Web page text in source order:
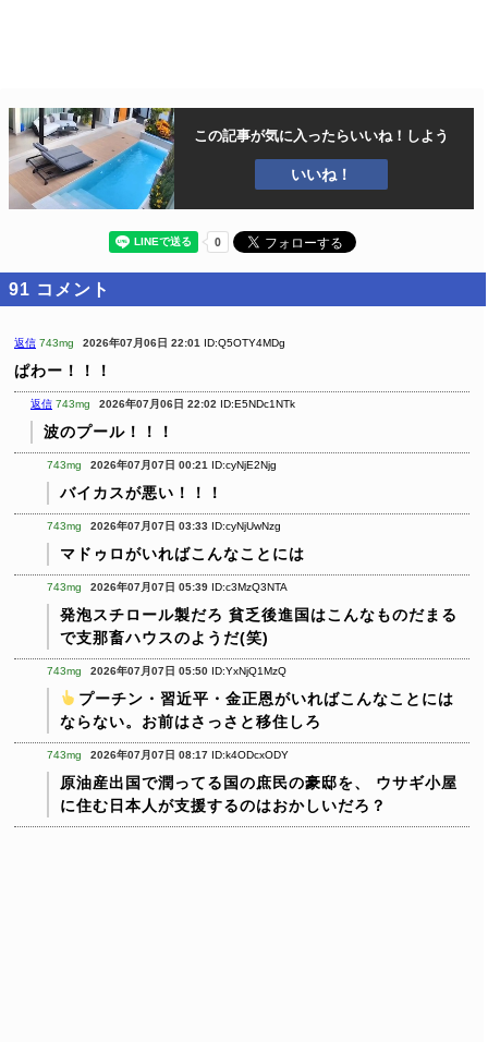
この記事が気に入ったらいいね！しよう
いいね！
91 コメント
返信 743mg 2026年07月06日 22:01 ID:Q5OTY4MDg
ぱわー！！！
返信 743mg 2026年07月06日 22:02 ID:E5NDc1NTk
波のプール！！！
743mg 2026年07月07日 00:21 ID:cyNjE2Njg
バイカスが悪い！！！
743mg 2026年07月07日 03:33 ID:cyNjUwNzg
マドゥロがいればこんなことには
743mg 2026年07月07日 05:39 ID:c3MzQ3NTA
発泡スチロール製だろ 貧乏後進国はこんなものだまる
で支那畜ハウスのようだ(笑)
743mg 2026年07月07日 05:50 ID:YxNjQ1MzQ
プーチン・習近平・金正恩がいればこんなことには
ならない。お前はさっさと移住しろ
743mg 2026年07月07日 08:17 ID:k4ODcxODY
原油産出国で潤ってる国の庶民の豪邸を、
ウサギ小屋
に住む日本人が支援するのはおかしいだろ？